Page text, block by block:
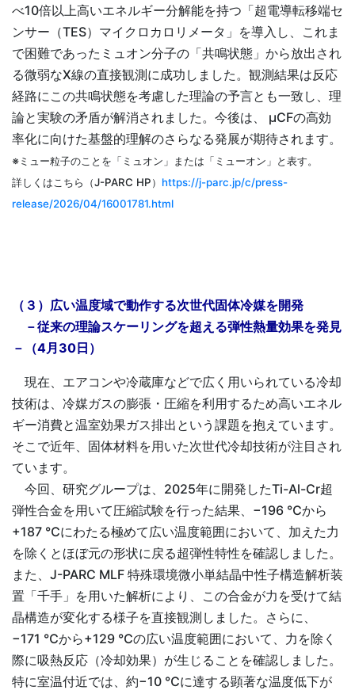
べ10倍以上高いエネルギー分解能を持つ「超電導転移端セ
ンサー（TES）マイクロカロリメータ」を導入し、これま
で困難であったミュオン分子の「共鳴状態」から放出され
る微弱なX線の直接観測に成功しました。観測結果は反応
経路にこの共鳴状態を考慮した理論の予言とも一致し、理
論と実験の矛盾が解消されました。今後は、 µCFの高効
率化に向けた基盤的理解のさらなる発展が期待されます。
※ミュー粒子のことを「ミュオン」または「ミューオン」と表す。
詳しくはこちら（J-PARC HP） https://j-parc.jp/c/press-
release/2026/04/16001781.html
（３）広い温度域で動作する次世代固体冷媒を開発
－従来の理論スケーリングを超える弾性熱量効果を発見
－（4月30日）
現在、エアコンや冷蔵庫などで広く用いられている冷却
技術は、冷媒ガスの膨張・圧縮を利用するため高いエネル
ギー消費と温室効果ガス排出という課題を抱えています。
そこで近年、固体材料を用いた次世代冷却技術が注目され
ています。
今回、研究グループは、2025年に開発したTi-Al-Cr超
弾性合金を用いて圧縮試験を行った結果、−196 ℃から
+187 ℃にわたる極めて広い温度範囲において、加えた力
を除くとほぼ元の形状に戻る超弾性特性を確認しました。
また、J-PARC MLF 特殊環境微小単結晶中性子構造解析装
置「千手」を用いた解析により、この合金が力を受けて結
晶構造が変化する様子を直接観測しました。さらに、
−171 ℃から+129 ℃の広い温度範囲において、力を除く
際に吸熱反応（冷却効果）が生じることを確認しました。
特に室温付近では、約−10 ℃に達する顕著な温度低下が